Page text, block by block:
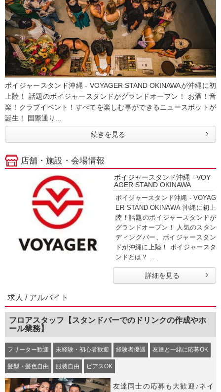
ボイジャースタンド沖縄 - VOYAGER STAND OKINAWAが沖縄に初
上陸！ 話題のボイジャースタンドがグランドオープン！ お酒！音
楽！クラブイベント！すべてを楽しむ事ができるニュースポットが
誕生！ 国際通り...
続きを見る
店舗・施設・会場情報
ボイジャースタンド沖縄 - VOY
AGER STAND OKINAWA
ボイジャースタンド沖縄 - VOYAG
ER STAND OKINAWA 沖縄に初上
陸！話題のボイジャースタンドが
グランドオープン！ 人気のスタン
ディングバー、ボイジャースタン
ドが沖縄に上陸！ ボイジャースタ
ンドとは？ ...
詳細を見る
求人 / アルバイト
フロアスタッフ【スタンドバーでのドリンクの作成やホ
ール業務】
フリーター歓迎 未経験・初心者歓迎 経験者優遇 友達と一緒に応募OK
髪型・髪色自由 服装自由 ピアスOK
友達同士の応募も大歓迎♪ネイ